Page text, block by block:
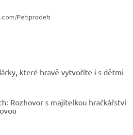
Petiprodeti
které hravě vytvoříte i s dětmi
Rozhovor s majitelkou hračkářství